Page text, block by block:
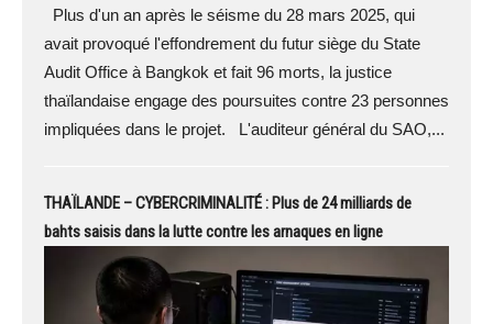
Plus d'un an après le séisme du 28 mars 2025, qui
avait provoqué l'effondrement du futur siège du State
Audit Office à Bangkok et fait 96 morts, la justice
thaïlandaise engage des poursuites contre 23 personnes
impliquées dans le projet. L'auditeur général du SAO,...
THAÏLANDE – CYBERCRIMINALITÉ : Plus de 24 milliards de
bahts saisis dans la lutte contre les arnaques en ligne